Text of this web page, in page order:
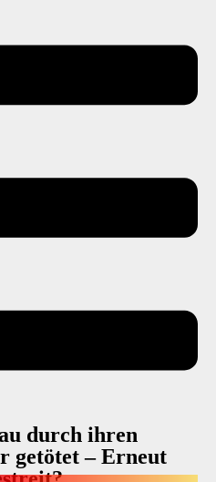
durch ihren
getötet – Erneut